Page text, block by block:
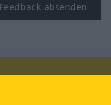
Feedback absenden